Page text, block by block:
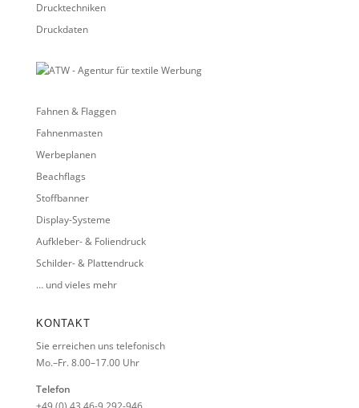
e
:
Drucktechniken
Druckdaten
Fahnen & Flaggen
Fahnenmasten
Werbeplanen
Beachflags
Stoffbanner
Display-Systeme
Aufkleber- & Foliendruck
Schilder- & Plattendruck
… und vieles mehr
KONTAKT
Sie erreichen uns telefonisch
Mo.–Fr. 8.00–17.00 Uhr
Telefon